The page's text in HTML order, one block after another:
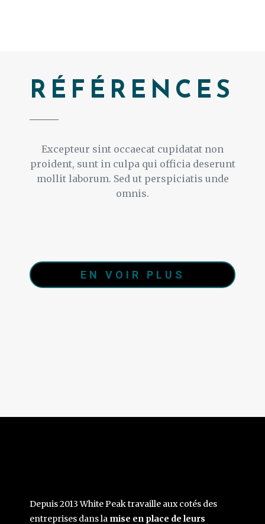
RÉFÉRENCES
Excepteur sint occaecat cupidatat non
proident, sunt in culpa qui officia deserunt
mollit laborum. Sed ut perspiciatis unde
omnis.
EN VOIR PLUS
Depuis 2013 White Peak travaille aux cotés des
entreprises dans la mise en place de leurs